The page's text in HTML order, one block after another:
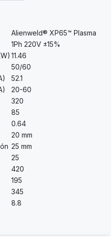
Alienweld® XP65™ Plasma
1Ph 220V ±15%
11.46
50/60
52.1
20-60
320
85
0.64
20 mm
25 mm
25
420
195
345
8.8